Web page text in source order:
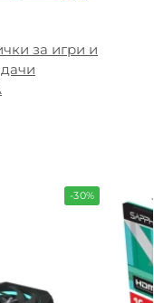
за игри и
-30%